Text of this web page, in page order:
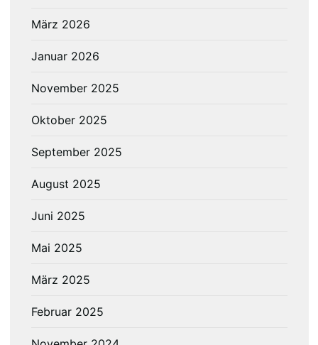
März 2026
Januar 2026
November 2025
Oktober 2025
September 2025
August 2025
Juni 2025
Mai 2025
März 2025
Februar 2025